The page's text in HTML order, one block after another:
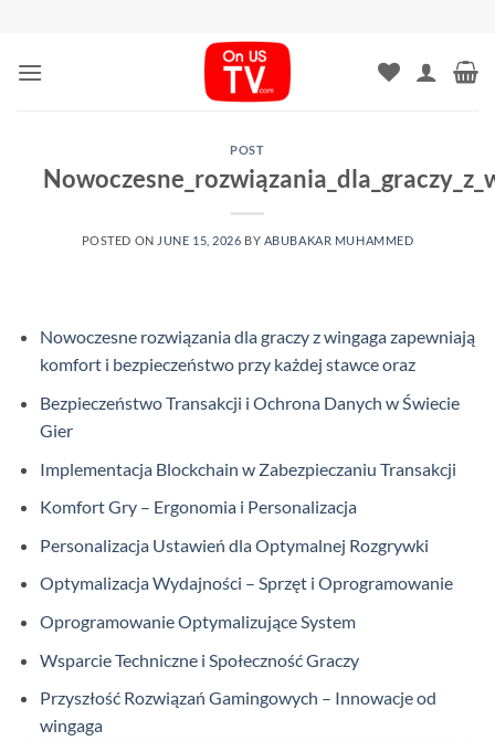
content
POST
POSTED ON JUNE 15, 2026 BY ABUBAKAR MUHAMMED
Nowoczesne rozwiązania dla graczy z wingaga zapewniają
komfort i bezpieczeństwo przy każdej stawce oraz
Bezpieczeństwo Transakcji i Ochrona Danych w Świecie
Gier
Implementacja Blockchain w Zabezpieczaniu Transakcji
Komfort Gry – Ergonomia i Personalizacja
Personalizacja Ustawień dla Optymalnej Rozgrywki
Optymalizacja Wydajności – Sprzęt i Oprogramowanie
Oprogramowanie Optymalizujące System
Wsparcie Techniczne i Społeczność Graczy
Przyszłość Rozwiązań Gamingowych – Innowacje od
wingaga